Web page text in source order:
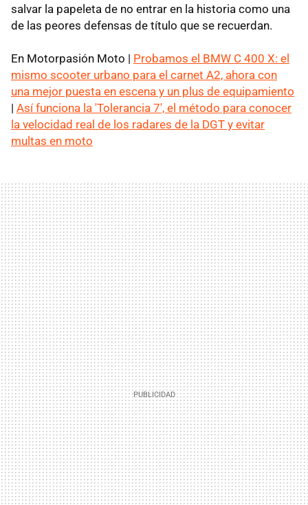
salvar la papeleta de no entrar en la historia como una
de las peores defensas de título que se recuerdan.
En Motorpasión Moto | Probamos el BMW C 400 X: el
mismo scooter urbano para el carnet A2, ahora con
una mejor puesta en escena y un plus de equipamiento
| Así funciona la 'Tolerancia 7', el método para conocer
la velocidad real de los radares de la DGT y evitar
multas en moto